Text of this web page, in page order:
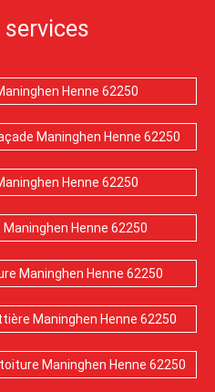
Henne 62250
Maninghen Henne 62250
Henne 62250
Henne 62250
Maninghen Henne 62250
Maninghen Henne 62250
Maninghen Henne 62250